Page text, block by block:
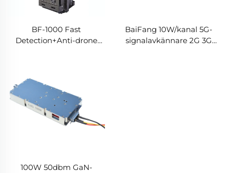
BF-1000 Fast
Detection+Anti-drone
BaiFang 10W/kanal 5G-
signalavkännare 2G 3G
100W 50dbm GaN-